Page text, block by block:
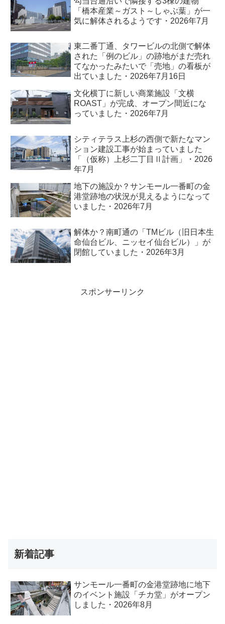
「橋本産業～ガスト～しゃぶ葉」が一
気に解体されるようです・2026年7月
東二番丁通、タワービルの北側で解体
された「例のビル」の跡地がまだ売れ
てなかったみたいで「売地」の看板が
出ていました・2026年7月16日
文化横丁に新しい商業施設「文横
ROAST」が完成、オープン間近にな
っていました・2026年7月
シティテラス上杉の西側で新たなマン
ション建設工事が始まっていました
「（仮称）上杉二丁目Ⅱ計画」・2026
年7月
地下の施設か？サンモール一番町の金
港堂跡地の状況が見えるようになって
いました・2026年7月
解体か？南町通の「TMビル（旧日本生
命仙台ビル、ニッセイ仙台ビル）」が
閉館していました・2026年3月
スポンサーリンク
新着記事
サンモール一番町の金港堂跡地に地下
のイベント施設「チカ堂」がオープン
しました・2026年8月